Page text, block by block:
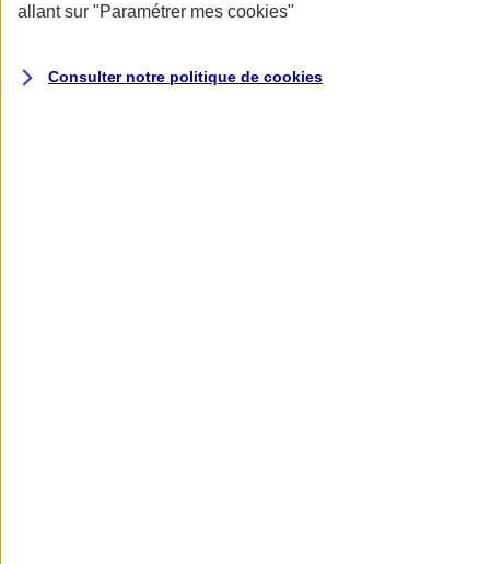
allant sur "Paramétrer mes cookies"
Consulter notre politique de cookies